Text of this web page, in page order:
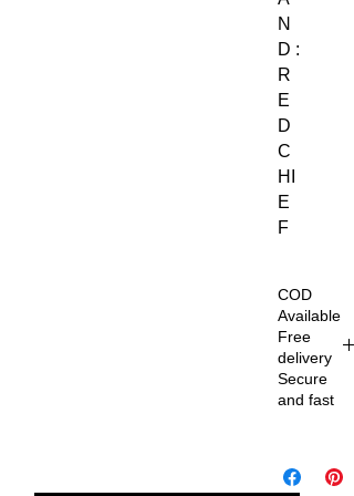
N
D :
R
E
D
C
HI
E
F
COD
Available
Free
delivery
Secure
and fast
liv
er